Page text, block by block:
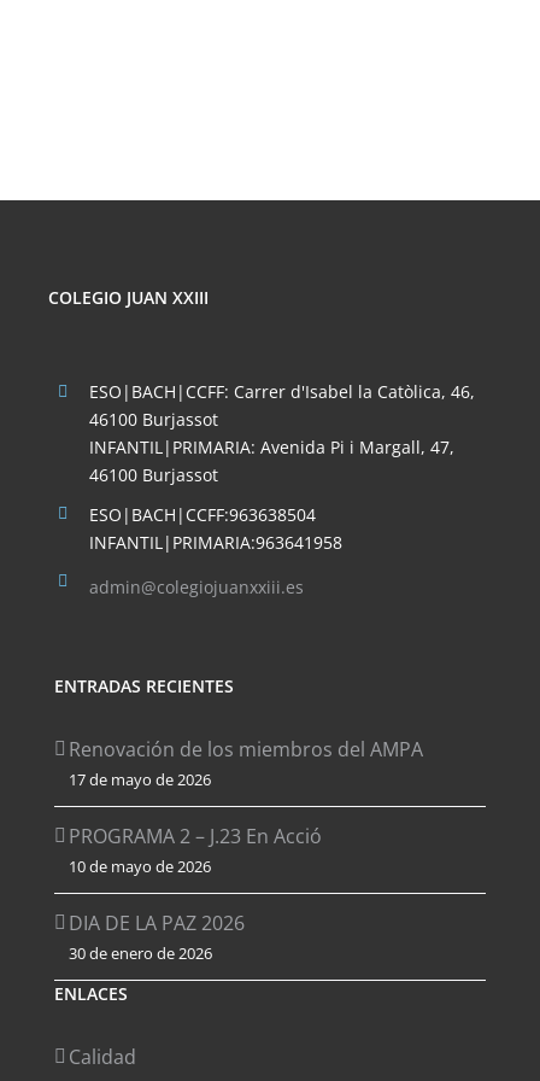
COLEGIO JUAN XXIII
ESO|BACH|CCFF: Carrer d'Isabel la Catòlica, 46,
46100 Burjassot
INFANTIL|PRIMARIA: Avenida Pi i Margall, 47,
46100 Burjassot
ESO|BACH|CCFF:963638504
INFANTIL|PRIMARIA:963641958
admin@colegiojuanxxiii.es
ENTRADAS RECIENTES
Renovación de los miembros del AMPA
17 de mayo de 2026
PROGRAMA 2 – J.23 En Acció
10 de mayo de 2026
DIA DE LA PAZ 2026
30 de enero de 2026
ENLACES
Calidad